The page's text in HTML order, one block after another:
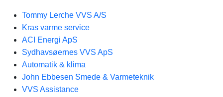
Tommy Lerche VVS A/S
Kras varme service
ACI Energi ApS
Sydhavsøernes VVS ApS
Automatik & klima
John Ebbesen Smede & Varmeteknik
VVS Assistance